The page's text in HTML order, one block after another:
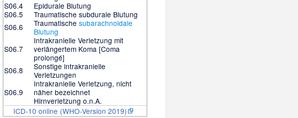
S06.4
Epidurale Blutung
S06.5
Traumatische subdurale Blutung
S06.6
Traumatische subarachnoidale
Blutung
S06.7
Intrakranielle Verletzung mit
verlängertem Koma [Coma
prolongé]
S06.8
Sonstige intrakranielle
Verletzungen
S06.9
Intrakranielle Verletzung, nicht
näher bezeichnet
Hirnverletzung o.n.A.
ICD-10 online (WHO-Version 2019)